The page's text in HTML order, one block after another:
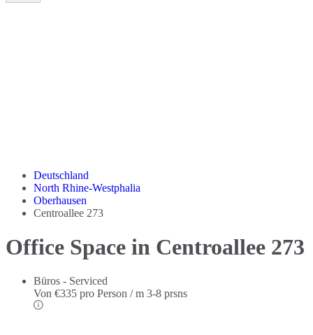
Deutschland
North Rhine-Westphalia
Oberhausen
Centroallee 273
Office Space in Centroallee 273
Büros - Serviced
Von €335 pro Person / m 3-8 prsns